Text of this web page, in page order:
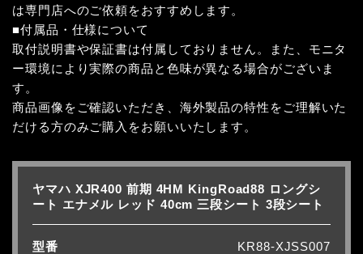
は専門店へのご依頼をおすすめします。
■付属品・仕様について
取付説明書や保証書は付属しておりません。また、モニタ
ー環境により実際の商品と色味が異なる場合がございま
す。
商品画像をご確認いただき、海外製品の特性をご理解いた
だける方のみご購入をお願いいたします。
ヤマハ XJR400 前期 4HM KingRoad88 ロングシ
ート エナメル レッド 40cm 三段シート 3段シート
型番
KR88-XJSS007